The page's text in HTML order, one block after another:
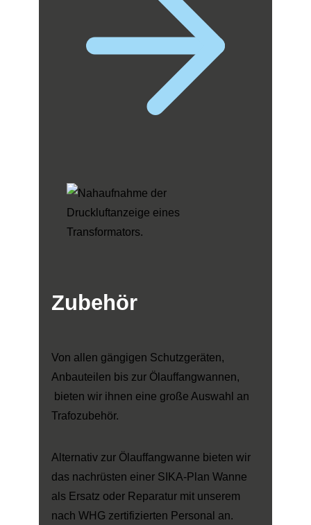
Zubehör
Von allen gängigen Schutzgeräten,
Anbauteilen bis zur Ölauffangwannen,
bieten wir ihnen eine große Auswahl an
Trafozubehör.
Alternativ zur Ölauffangwanne bieten wir
das nachrüsten einer SIKA-Plan Wanne
als Ersatz oder Reparatur mit unserem
nach WHG zertifizierten Personal an.